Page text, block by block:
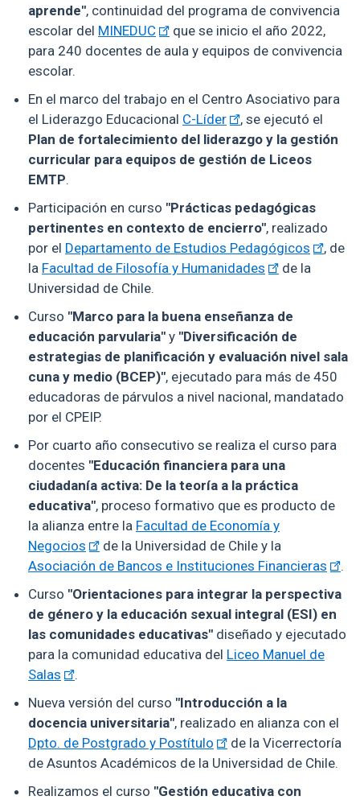
aprende", continuidad del programa de convivencia
escolar del MINEDUC
que se inicio el año 2022,
para 240 docentes de aula y equipos de convivencia
escolar.
En el marco del trabajo en el Centro Asociativo para
el Liderazgo Educacional C-Líder
, se ejecutó el
Plan de fortalecimiento del liderazgo y la gestión
curricular para equipos de gestión de Liceos
EMTP.
Participación en curso "Prácticas pedagógicas
pertinentes en contexto de encierro", realizado
por el Departamento de Estudios Pedagógicos
, de
la Facultad de Filosofía y Humanidades
de la
Universidad de Chile.
Curso "Marco para la buena enseñanza de
educación parvularia" y "Diversificación de
estrategias de planificación y evaluación nivel sala
cuna y medio (BCEP)", ejecutado para más de 450
educadoras de párvulos a nivel nacional, mandatado
por el CPEIP.
Por cuarto año consecutivo se realiza el curso para
docentes "Educación financiera para una
ciudadanía activa: De la teoría a la práctica
educativa", proceso formativo que es producto de
la alianza entre la Facultad de Economía y
Negocios
de la Universidad de Chile y la
Asociación de Bancos e Instituciones Financieras
.
Curso "Orientaciones para integrar la perspectiva
de género y la educación sexual integral (ESI) en
las comunidades educativas" diseñado y ejecutado
para la comunidad educativa del Liceo Manuel de
Salas
.
Nueva versión del curso "Introducción a la
docencia universitaria", realizado en alianza con el
Dpto. de Postgrado y Postítulo
de la Vicerrectoría
de Asuntos Académicos de la Universidad de Chile.
Realizamos el curso "Gestión educativa con